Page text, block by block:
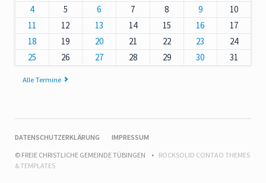
4
5 6 7 8 9
10
11
12 13 14 15 16
17
18
19 20 21 22 23
24
25
26 27 28 29 30 31
Alle Termine
NAVIGATION
DATENSCHUTZERKLÄRUNG
IMPRESSUM
© FREIE CHRISTLICHE GEMEINDE TÜBINGEN
ROCKSOLID CONTAO THEMES
& TEMPLATES